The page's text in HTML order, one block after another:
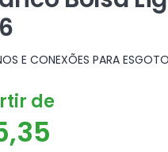
E CONEXÕES PARA ESGOTO
de